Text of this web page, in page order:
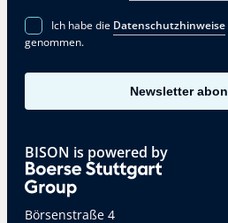
BISON is powered by
Börsenstraße 4
Ich habe die Datenschutzhinweise
genommen.
Newsletter